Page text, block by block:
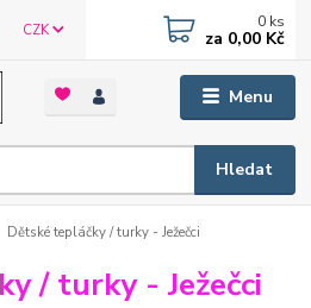
Menu
CZK
Hledat
0 ks
za 0,00 Kč
Dětské tepláčky / turky - Ježečci
/ turky - Ježečci